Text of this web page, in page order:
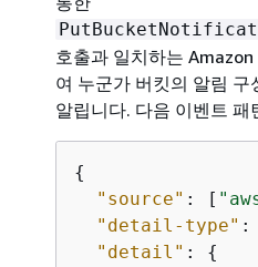
호출과 일치하는
여 누군가 버킷의 알림
알립니다. 다음 이벤트
{
"source" : [
"detail-type" :
"detail" : {